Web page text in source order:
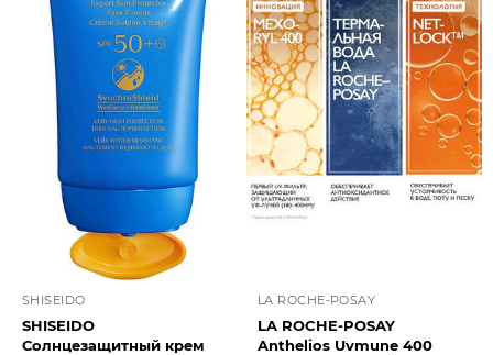
SHISEIDO
SHISEIDO
Солнцезащитный крем
LA ROCHE-POSAY
LA ROCHE-POSAY
Anthelios Uvmune 400